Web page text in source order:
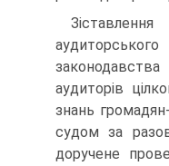
аудиторів
знань
судом за
доручене